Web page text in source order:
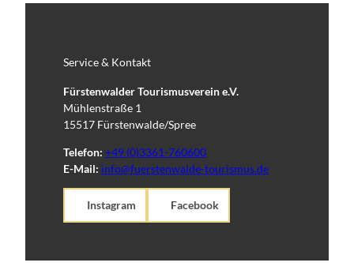
Service & Kontakt
Fürstenwalder Tourismusverein e.V.
Mühlenstraße 1
15517 Fürstenwalde/Spree
Telefon: +49 (0)3361-760600
E-Mail: info@fuerstenwalde-tourismus.de
Instagram Facebook